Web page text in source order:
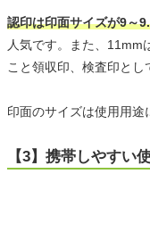
認印は印面サイズが9～
人気です。また、11mm
こと領収印、検査印とし
印面のサイズは使用用途
【3】携帯しやすい